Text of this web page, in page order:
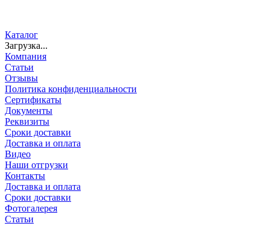
Каталог
Загрузка...
Компания
Статьи
Отзывы
Политика конфиденциальности
Сертификаты
Документы
Реквизиты
Сроки доставки
Доставка и оплата
Видео
Наши отгрузки
Контакты
Доставка и оплата
Сроки доставки
Фотогалерея
Статьи